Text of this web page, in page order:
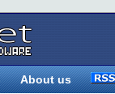
About us